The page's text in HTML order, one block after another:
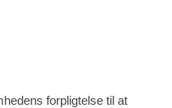
forpligtelse til at